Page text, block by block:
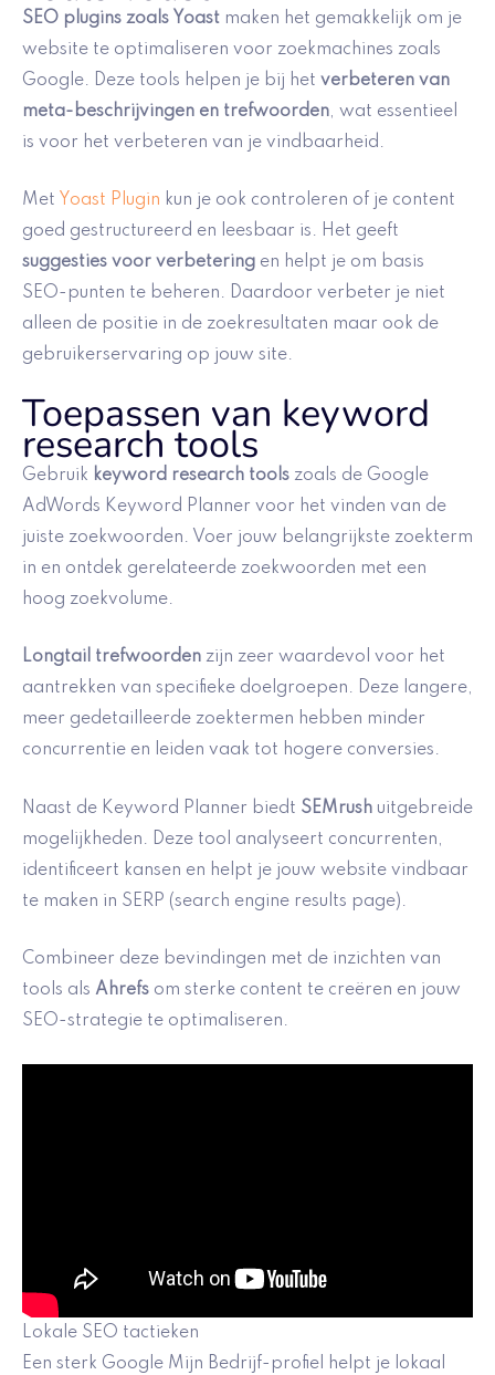
SEO plugins zoals Yoast maken het gemakkelijk om je
website te optimaliseren voor zoekmachines zoals
Google. Deze tools helpen je bij het verbeteren van
meta-beschrijvingen en trefwoorden, wat essentieel
is voor het verbeteren van je vindbaarheid.
Met Yoast Plugin kun je ook controleren of je content
goed gestructureerd en leesbaar is. Het geeft
suggesties voor verbetering en helpt je om basis
SEO-punten te beheren. Daardoor verbeter je niet
alleen de positie in de zoekresultaten maar ook de
gebruikerservaring op jouw site.
Toepassen van keyword
research tools
Gebruik keyword research tools zoals de Google
AdWords Keyword Planner voor het vinden van de
juiste zoekwoorden. Voer jouw belangrijkste zoekterm
in en ontdek gerelateerde zoekwoorden met een
hoog zoekvolume.
Longtail trefwoorden zijn zeer waardevol voor het
aantrekken van specifieke doelgroepen. Deze langere,
meer gedetailleerde zoektermen hebben minder
concurrentie en leiden vaak tot hogere conversies.
Naast de Keyword Planner biedt SEMrush uitgebreide
mogelijkheden. Deze tool analyseert concurrenten,
identificeert kansen en helpt je jouw website vindbaar
te maken in SERP (search engine results page).
Combineer deze bevindingen met de inzichten van
tools als Ahrefs om sterke content te creëren en jouw
SEO-strategie te optimaliseren.
Lokale SEO tactieken
Een sterk Google Mijn Bedrijf-profiel helpt je lokaal